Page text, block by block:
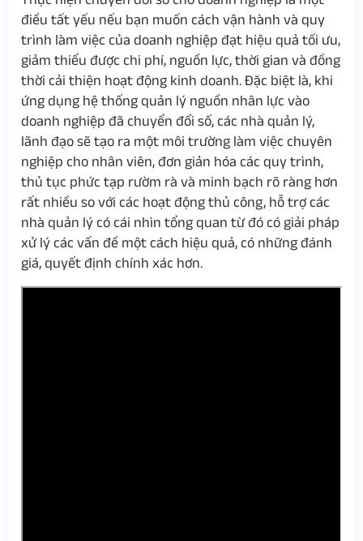
điều tất yếu nếu bạn muốn cách vận hành và quy
trình làm việc của doanh nghiệp đạt hiệu quả tối ưu,
giảm thiểu được chi phí, nguồn lực, thời gian và đồng
thời cải thiện hoạt động kinh doanh. Đặc biệt là, khi
ứng dụng hệ thống quản lý nguồn nhân lực vào
doanh nghiệp đã chuyển đổi số, các nhà quản lý,
lãnh đạo sẽ tạo ra một môi trường làm việc chuyên
nghiệp cho nhân viên, đơn giản hóa các quy trình,
thủ tục phức tạp rườm rà và minh bạch rõ ràng hơn
rất nhiều so với các hoạt động thủ công, hỗ trợ các
nhà quản lý có cái nhìn tổng quan từ đó có giải pháp
xử lý các vấn đề một cách hiệu quả, có những đánh
giá, quyết định chính xác hơn.